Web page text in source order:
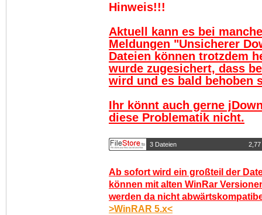
Hinweis!!!
Aktuell kann es bei
Meldungen "Unsicherer
Dateien können trotzdem
wurde zugesichert, dass
wird und es bald behoben
Ihr könnt auch gerne
diese Problematik nicht.
3 Dateien
Ab sofort wird ein großteil der
können mit alten WinRar
werden da nicht
>WinRAR 5.x<